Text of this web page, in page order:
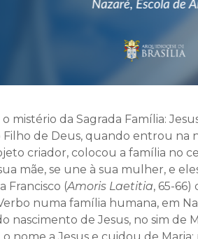
mistério da Sagrada Família:
de Deus, quando entrou na
criador, colocou a família no
mãe, se une à sua mulher, e
Francisco (Amoris Laetitia, 65-
numa família humana, em
nascimento de Jesus, no sim de